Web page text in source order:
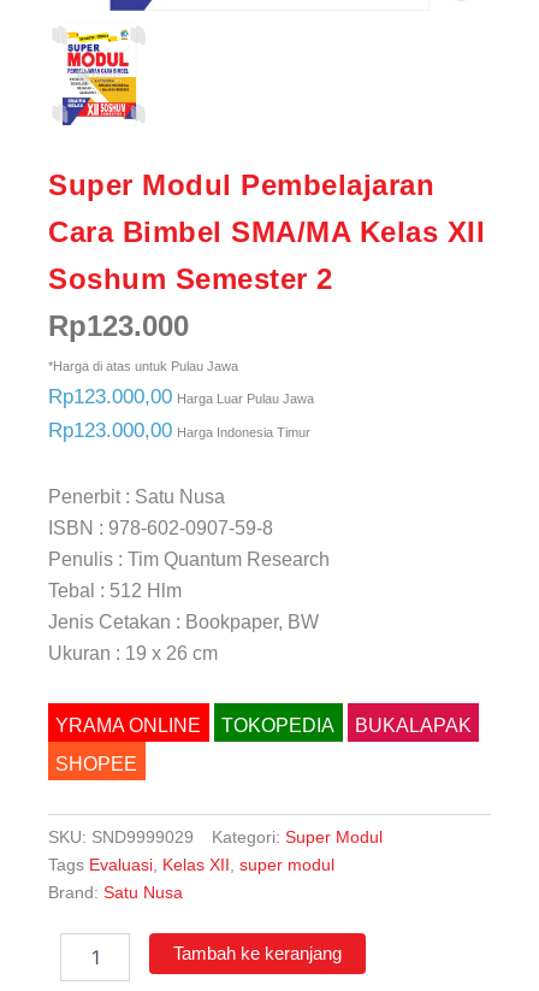
Super Modul Pembelajaran
Cara Bimbel SMA/MA Kelas XII
Soshum Semester 2
Rp123.000
*Harga di atas untuk Pulau Jawa
Rp123.000,00 Harga Luar Pulau Jawa
Rp123.000,00 Harga Indonesia Timur
Penerbit : Satu Nusa
ISBN : 978-602-0907-59-8
Penulis : Tim Quantum Research
Tebal : 512 Hlm
Jenis Cetakan : Bookpaper, BW
Ukuran : 19 x 26 cm
YRAMA ONLINE TOKOPEDIA
BUKALAPAK
SHOPEE
SKU: SND9999029 Kategori: Super Modul
Tags Evaluasi, Kelas XII, super modul
Brand: Satu Nusa
Super
Tambah ke keranjang